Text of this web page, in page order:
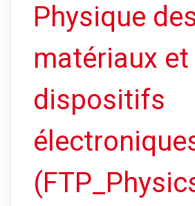
Physique
matériaux et
dispositifs